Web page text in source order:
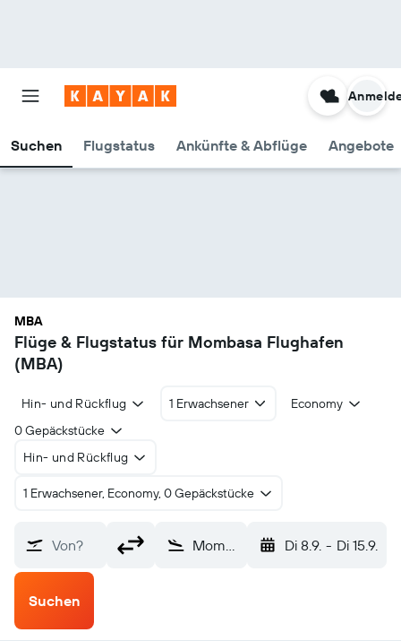
Suchen Flugstatus Ankünfte & Abflüge Angebote
MBA
Flüge & Flugstatus für Mombasa Flughafen
(MBA)
Hin- und Rückflug 1 Erwachsener
Economy
0 Gepäckstücke
Hin- und Rückflug
1 Erwachsener, Economy, 0 Gepäckstücke
Von? Mombasa (MBA) Di 8.9. - Di 15.9.
Suchen